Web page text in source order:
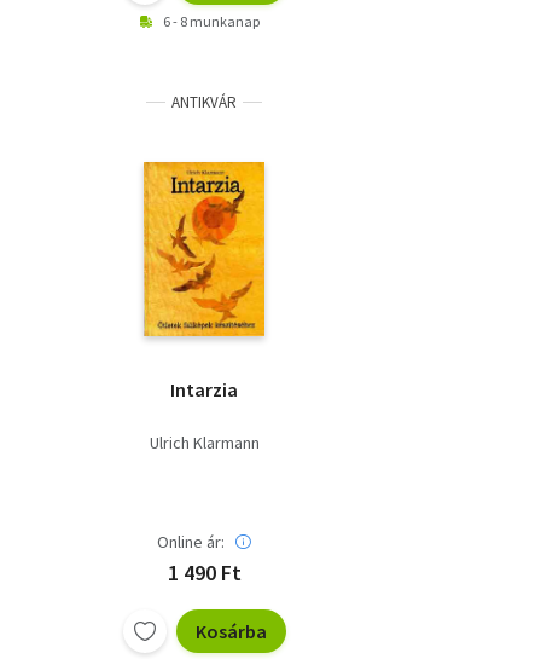
6 - 8 munkanap
ANTIKVÁR
Intarzia
Ulrich Klarmann
Online ár:
1 490 Ft
Kosárba